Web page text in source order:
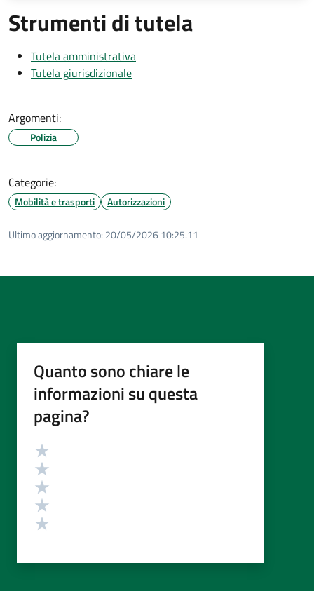
Strumenti di tutela
Tutela amministrativa
Tutela giurisdizionale
Argomenti:
Polizia
Categorie:
Mobilità e trasporti Autorizzazioni
Ultimo aggiornamento: 20/05/2026 10:25.11
Quanto sono chiare le
informazioni su questa
pagina?
Valutazione